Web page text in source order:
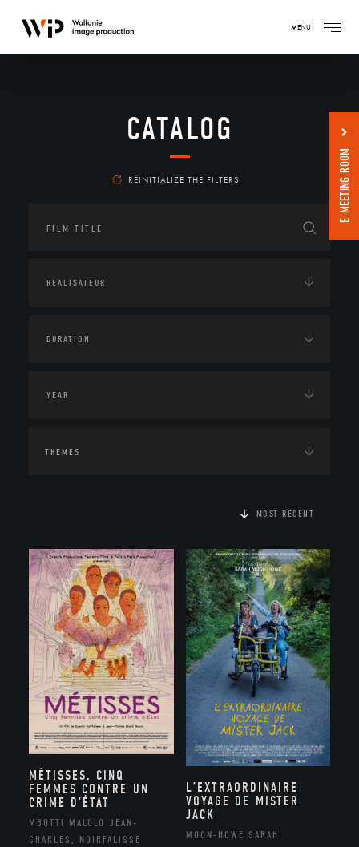
MENU
CATALOG
RÉINITIALIZE THE FILTERS
THEMES
MOST RECENT
MÉTISSES, CINQ
FEMMES CONTRE UN
CRIME D’ÉTAT
MBOTTI MALOLO JEAN-
CHARLES, NOIRFALISSE
L’EXTRAORDINAIRE
VOYAGE DE MISTER
JACK
MOON-HOWE SARAH
E-MEETING ROOM